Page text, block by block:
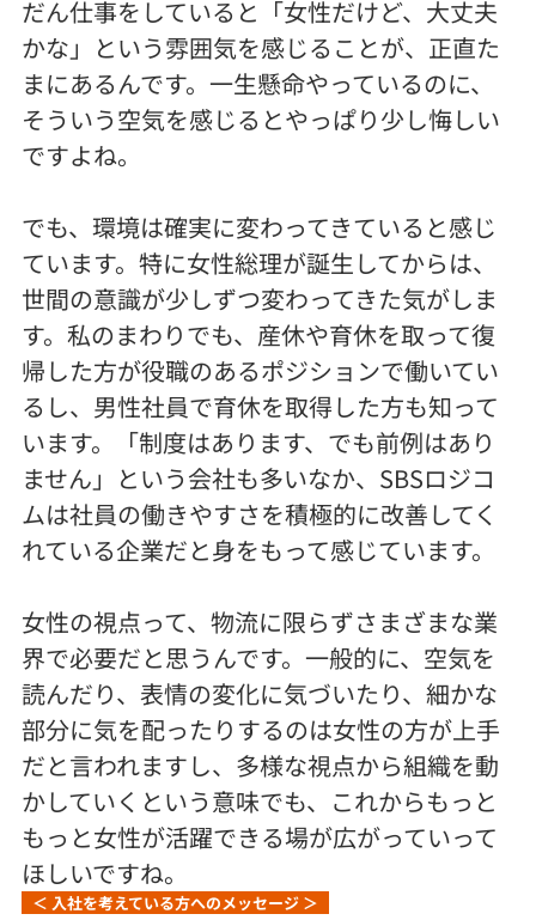
だん仕事をしていると「女性だけど、大丈夫
かな」という雰囲気を感じることが、正直た
まにあるんです。一生懸命やっているのに、
そういう空気を感じるとやっぱり少し悔しい
ですよね。
でも、環境は確実に変わってきていると感じ
ています。特に女性総理が誕生してからは、
世間の意識が少しずつ変わってきた気がしま
す。私のまわりでも、産休や育休を取って復
帰した方が役職のあるポジションで働いてい
るし、男性社員で育休を取得した方も知って
います。「制度はあります、でも前例はあり
ません」という会社も多いなか、SBSロジコ
ムは社員の働きやすさを積極的に改善してく
れている企業だと身をもって感じています。
女性の視点って、物流に限らずさまざまな業
界で必要だと思うんです。一般的に、空気を
読んだり、表情の変化に気づいたり、細かな
部分に気を配ったりするのは女性の方が上手
だと言われますし、多様な視点から組織を動
かしていくという意味でも、これからもっと
もっと女性が活躍できる場が広がっていって
ほしいですね。
＜ 入社を考えている方へのメッセージ ＞